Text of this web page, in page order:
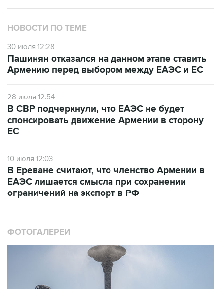
НОВОСТИ ПО ТЕМЕ
30 июля 12:28
Пашинян отказался на данном этапе ставить
Армению перед выбором между ЕАЭС и ЕС
28 июля 12:54
В СВР подчеркнули, что ЕАЭС не будет
спонсировать движение Армении в сторону
ЕС
10 июля 12:03
В Ереване считают, что членство Армении в
ЕАЭС лишается смысла при сохранении
ограничений на экспорт в РФ
ФОТОГАЛЕРЕИ